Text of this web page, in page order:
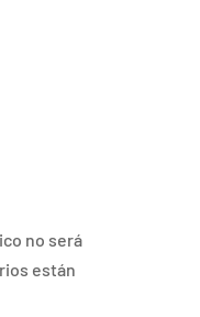
no será
están